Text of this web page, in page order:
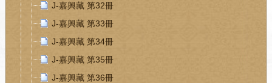
J-嘉興藏 第32冊
J-嘉興藏 第33冊
J-嘉興藏 第34冊
J-嘉興藏 第35冊
J-嘉興藏 第36冊